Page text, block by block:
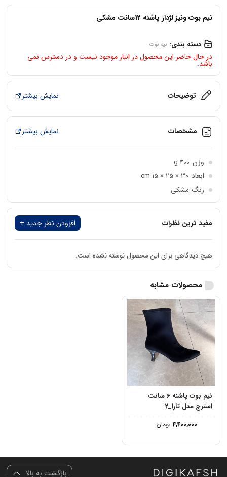
نیم بوت ونیز لژدار پاشنه 12سانت مشکی
دسته بندی: نیم بوت
در حال حاضر این محصول در انبار موجود نیست و در دسترس نمی
باشد.
توضیحات نمایش بیشتر
مشخصات نمایش بیشتر
وزن 400 g
ابعاد 30 × 25 × 15 cm
رنگ مشکی
ارتفاع پاشنه دوازده سانت
جنس رویه چرمی مات
جنس کفی خز دو لایه با فوم
جنس مغزی کفش فایبر گلاس فنرلا با تکسون دو لایه, لژ
جنس زیره pvc
نحوه بسته شدن زیپ
فرم قالب نوک گرد
کشور مبدا برند Giuseppe Zanotti – Italy
مبدا متریال ایتالیا, ترکیه, چین
محل تولید ایران
مورد استفاده مهمانی
نوع ست همه ست ها
مفید ترین نظرات افزودن نظر جدید +
هیچ دیدگاهی برای این محصول نوشته نشده است.
محصولات مشابه
نیم بوت پاشنه 6 سانت
استرج مدل تارا_2
4,400,000 تومان
بازگشت به بالا